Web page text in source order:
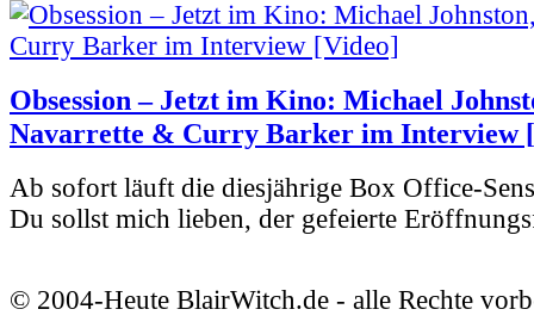
Obsession – Jetzt im Kino: Michael
Navarrette & Curry Barker im Interview
Ab sofort läuft die diesjährige Box Office-
Du sollst mich lieben, der gefeierte
© 2004-Heute BlairWitch.de - alle Rechte